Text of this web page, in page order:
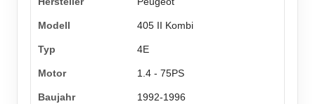
405 II Kombi
4E
1.4 - 75PS
1992-1996